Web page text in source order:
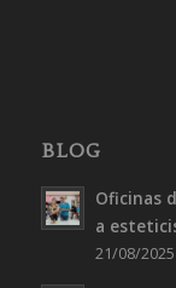
BLOG
Oficinas
a
21/08/2025